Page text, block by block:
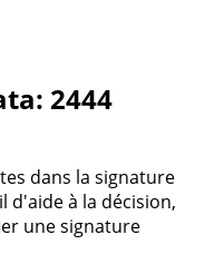
2444
dans la signature
à la décision,
une signature